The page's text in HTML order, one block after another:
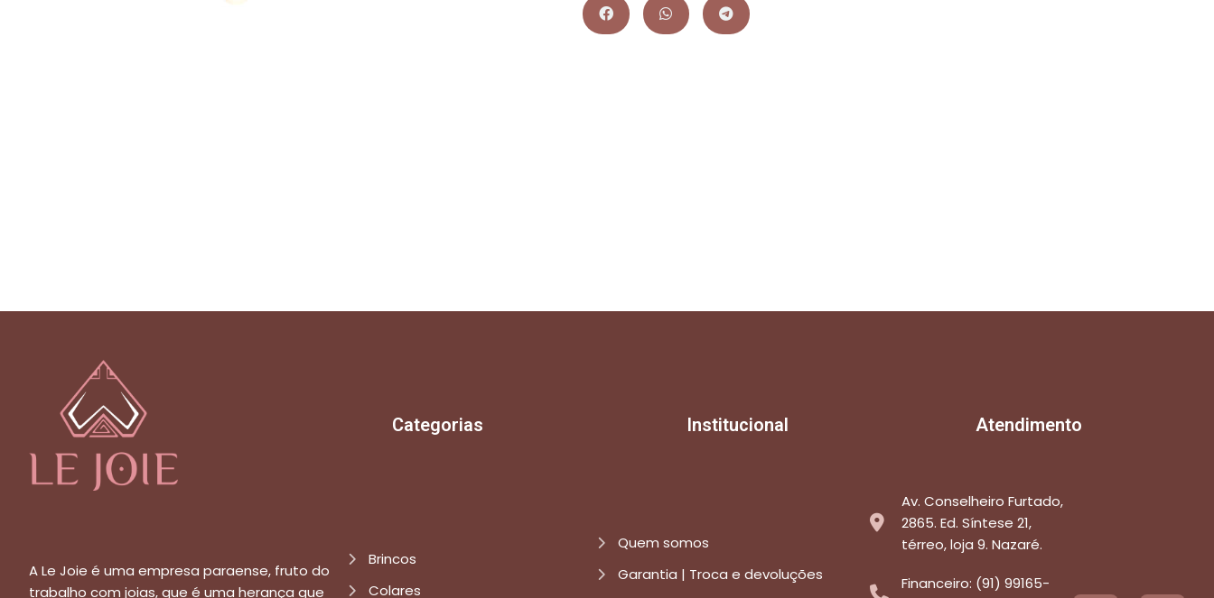
Categorias Institucional Atendimento
A Le Joie é uma empresa paraense, fruto do
trabalho com joias, que é uma herança que
Brincos
Colares
Quem somos
Garantia | Troca e devoluções
Av. Conselheiro Furtado,
2865. Ed. Síntese 21,
térreo, loja 9. Nazaré.
Financeiro: (91) 99165-